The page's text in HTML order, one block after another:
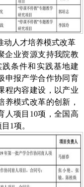
动人才培养模式改革
企业资源支持我院教
条件和实践基地建
申报产学合作协同育
程内容建设，以产业
养模式改革的创新，
人项目 10项，全国高
1项。